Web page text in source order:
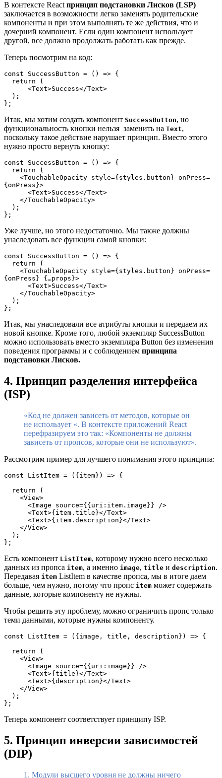
В контексте React принцип подстановки Лисков (LSP)
заключается в возможности легко заменять родительские
компоненты и при этом выполнять те же действия, что и
дочерний компонент. Если один компонент использует
другой, все должно продолжать работать как прежде.
Теперь посмотрим на код:
const SuccessButton = () => {
  return (
      <Text>Success</Text>
  );
};
Итак, мы хотим создать компонент SuccessButton, но
функциональность кнопки нельзя заменить на Text,
поскольку такое действие нарушает принцип. Вместо этого
нужно просто вернуть кнопку:
const SuccessButton = () => {
{onPress}>
};
Уже лучше, но этого недостаточно. Мы также должны
унаследовать все функции самой кнопки:
const SuccessButton = () => {
  return (
{onPress} {…props}>
      <Text>Success</Text>
    </TouchableOpacity>
  );
};
Итак, мы унаследовали все атрибуты кнопки и передаем их
новой кнопке. Кроме того, любой экземпляр SuccessButton
можно использовать вместо экземпляра Button без изменения
поведения программы и с соблюдением принципа
подстановки Лисков.
4. Принцип разделения интерфейса
(ISP)
«Код не должен зависеть от методов, которые он
не использует «. В контексте приложений React
перефразируем это так: «Компоненты не должны
зависеть от пропсов, которые они не используют».
Рассмотрим пример для лучшего понимания этого принципа:
const ListItem = ({item}) => {
  return (
    <View>
      <Image source={{uri:item.image}} />
      <Text>{item.title}</Text>
      <Text>{item.description}</Text>
    </View>
  );
};
Есть компонент ListItem, которому нужно всего несколько
данных из пропса item, а именно image, title и description.
Передавая item ListItem в качестве пропса, мы в итоге даем
больше, чем нужно, потому что пропс item может содержать
данные, которые компоненту не нужны.
Чтобы решить эту проблему, можно ограничить пропс только
теми данными, которые нужны компоненту.
const ListItem = ({image, title, description}) => {
  return (
    <View>
      <Image source={{uri:image}} />
      <Text>{title}</Text>
      <Text>{description}</Text>
    </View>
  );
};
Теперь компонент соответствует принципу ISP.
5. Принцип инверсии зависимостей
(DIP)
1. Модули высшего уровня не должны ничего